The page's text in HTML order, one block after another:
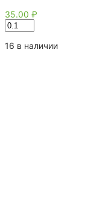
35.00 ₽
Количество
товара
Контейнер
16 в наличии